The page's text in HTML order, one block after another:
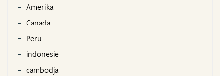
Amerika
Canada
Peru
indonesie
cambodja